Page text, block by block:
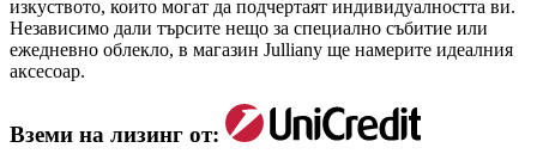
изкуството, които могат да подчертаят индивидуалността ви.
Независимо дали търсите нещо за специално събитие или
ежедневно облекло, в магазин Julliany ще намерите идеалния
аксесоар.
Вземи на лизинг от: